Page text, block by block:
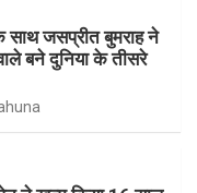
साथ जसप्रीत बुमराह ने
बने दुनिया के तीसरे